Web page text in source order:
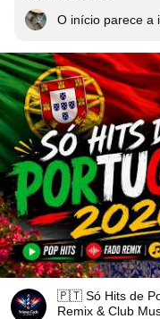
O início parece a
🇵🇹 Só Hits de
Remix & Club